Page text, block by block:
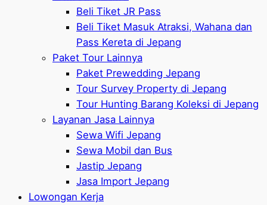
Beli Tiket JR Pass
Beli Tiket Masuk Atraksi, Wahana dan
Pass Kereta di Jepang
Paket Tour Lainnya
Paket Prewedding Jepang
Tour Survey Property di Jepang
Tour Hunting Barang Koleksi di Jepang
Layanan Jasa Lainnya
Sewa Wifi Jepang
Sewa Mobil dan Bus
Jastip Jepang
Jasa Import Jepang
Lowongan Kerja